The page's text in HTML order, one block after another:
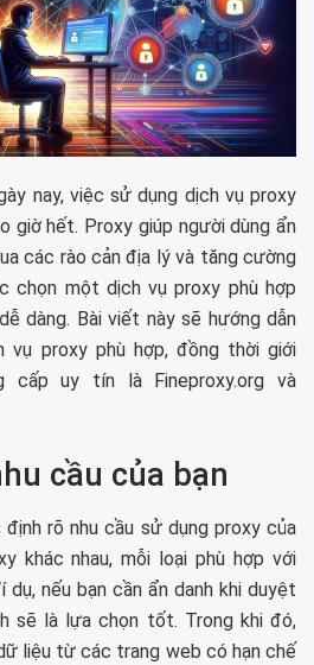
nay, việc sử dụng dịch vụ proxy
giờ hết. Proxy giúp người dùng ẩn
các rào cản địa lý và tăng cường
chọn một dịch vụ proxy phù hợp
dàng. Bài viết này sẽ hướng dẫn
vụ proxy phù hợp, đồng thời giới
cấp uy tín là Fineproxy.org và
cầu của bạn
rõ nhu cầu sử dụng proxy của
khác nhau, mỗi loại phù hợp với
nếu bạn cần ẩn danh khi duyệt
sẽ là lựa chọn tốt. Trong khi đó,
liệu từ các trang web có hạn chế